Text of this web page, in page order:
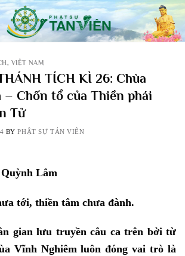
, VIỆT NAM
TÍCH KÌ 26: Chùa
– Chốn tổ của Thiền phái
Tử
BYPHẬT SỰ TẢN VIÊN
Lâm
tới, thiền tâm chưa đành.
gian lưu truyền câu ca trên bởi từ
Vĩnh Nghiêm luôn đóng vai trò là